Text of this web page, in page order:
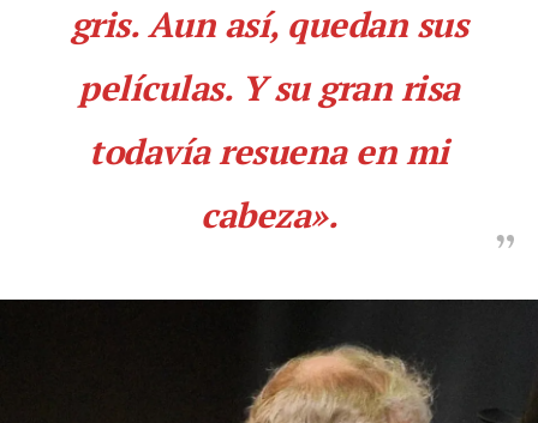
gris. Aun así, quedan sus
películas. Y su gran risa
todavía resuena en mi
cabeza».